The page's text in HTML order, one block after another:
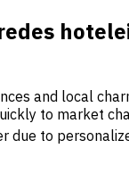
and local
to market
due to